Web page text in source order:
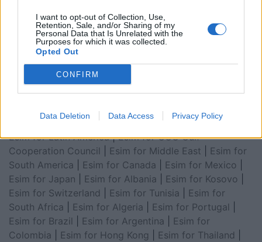
I want to opt-out of Collection, Use,
Retention, Sale, and/or Sharing of my
Personal Data that Is Unrelated with the
Purposes for which it was collected.
Opted Out
CONFIRM
Data Deletion Data Access Privacy Policy
Esim for Global|Esim for Europe|Esim for Caribbean
Esim for USA|
for Turkey|Esim for Germany|Esim for Greece|Esim
for Asia
Esim for World Cup 2026
Arabia|Esim for Egypt|Esim for United Arab
Esim for Balkans Esim for Morocco
Esim for United Kingdom Esim for Africa
Esim for Latin America|Esim for GCC Gulf
Cooperation Council
Esim for Middle East
Esim for
South America
Esim for Canada Esim for Mexico
Esim for Japan
Esim for Albania Esim for Kosovo
Esim for Switzerland
Esim for Tunisia
Esim for
South Africa
Esim for Algeria Esim for Portugal
Esim for Brazil
Esim for Argentina
Esim for
Colombia
Esim for Hong Kong Esim for Thailand